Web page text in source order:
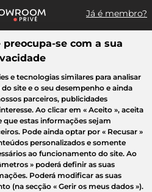
Já é membro?
um artigo, uma venda...
Casa Criança Beleza
se com a sua
e tecnologias similares para analisar
site e o seu desempenho e ainda
parceiros, publicidades
Ao clicar em « Aceito », aceita
estas informações sejam
Pode ainda optar por « Recusar »
personalizados e somente
ao funcionamento do site. Ao
» poderá definir as suas
Poderá modificar as suas
(na secção « Gerir os meus dados »).